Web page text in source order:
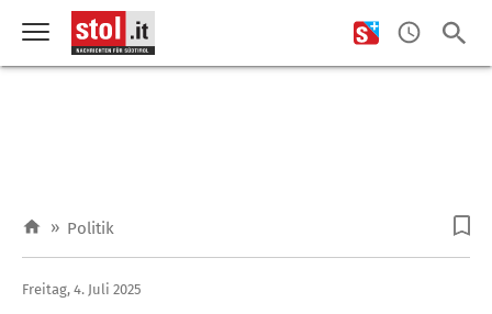
» Politik
Freitag, 4. Juli 2025